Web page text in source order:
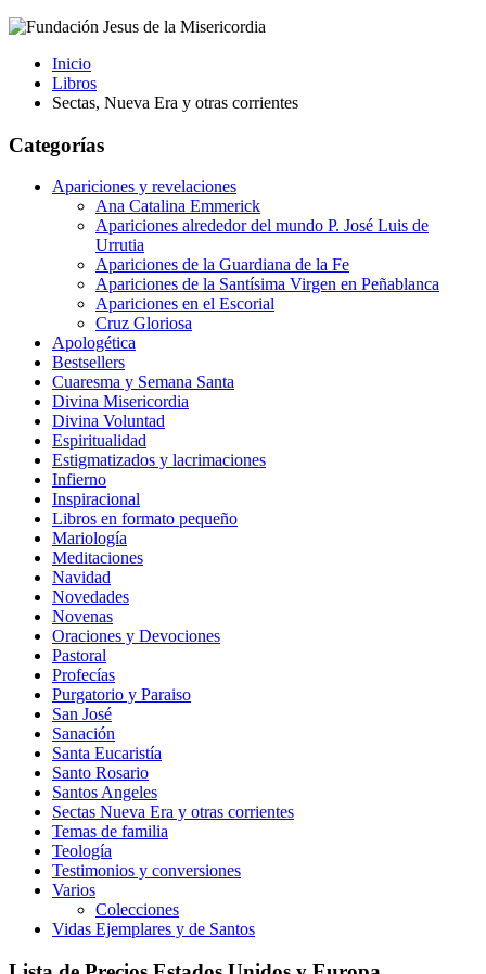
Inicio
Libros
Sectas, Nueva Era y otras corrientes
Categorías
Apariciones y revelaciones
Ana Catalina Emmerick
Apariciones alrededor del mundo P. José Luis de
Urrutia
Apariciones de la Guardiana de la Fe
Apariciones de la Santísima Virgen en Peñablanca
Apariciones en el Escorial
Cruz Gloriosa
Apologética
Bestsellers
Cuaresma y Semana Santa
Divina Misericordia
Divina Voluntad
Espiritualidad
Estigmatizados y lacrimaciones
Infierno
Inspiracional
Libros en formato pequeño
Mariología
Meditaciones
Navidad
Novedades
Novenas
Oraciones y Devociones
Pastoral
Profecías
Purgatorio y Paraiso
San José
Sanación
Santa Eucaristía
Santo Rosario
Santos Angeles
Sectas Nueva Era y otras corrientes
Temas de familia
Teología
Testimonios y conversiones
Varios
Colecciones
Vidas Ejemplares y de Santos